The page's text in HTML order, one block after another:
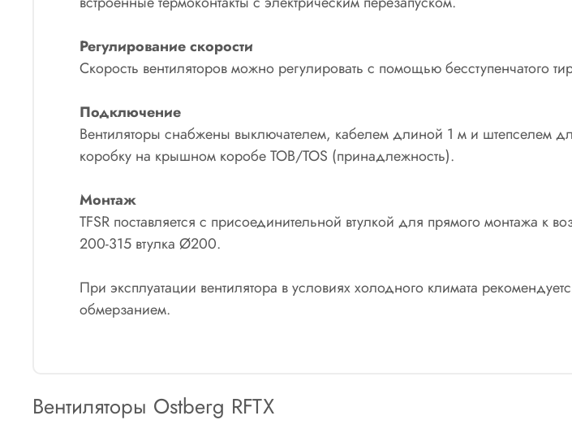
Регулирование скорости
Скорость вентиляторов можно регулировать с помощью бесступенчатого
Подключение
Вентиляторы снабжены выключателем, кабелем длиной 1 м и штепселем
коробку на крышном коробе ТОВ/ТОS (принадлежность).
Монтаж
TFSR поставляется с присоединительной втулкой для прямого монтажа к
200-315 втулка Ø200.
При эксплуатации вентилятора в условиях холодного климата
обмерзанием.
Вентиляторы Ostberg RFTX